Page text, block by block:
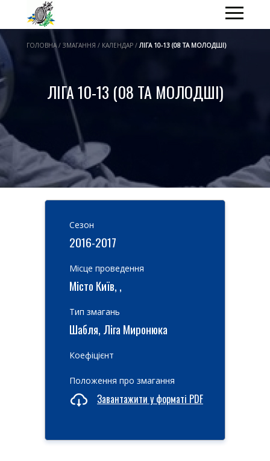
ГОЛОВНА / ЗМАГАННЯ / КАЛЕНДАР /ЛІГА 10-13 (08 ТА МОЛОДШІ)
ЛІГА 10-13 (08 ТА МОЛОДШІ)
Cезон
2016-2017
Місце проведення
Місто Київ, ,
Тип змагань
Шабля, Ліга Миронюка
Коефіцієнт
Положення про змагання
Завантажити у форматі PDF